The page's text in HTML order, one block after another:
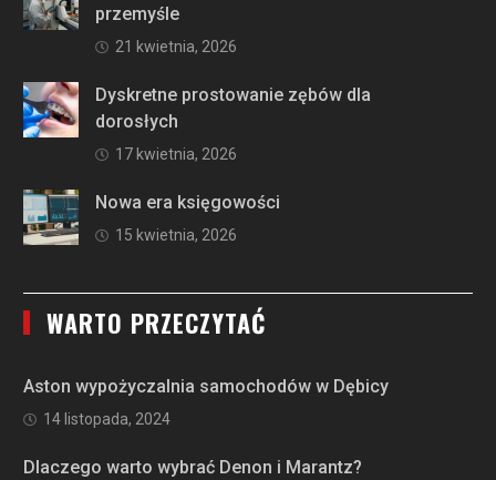
przemyśle
21 kwietnia, 2026
Dyskretne prostowanie zębów dla
dorosłych
17 kwietnia, 2026
Nowa era księgowości
15 kwietnia, 2026
WARTO PRZECZYTAĆ
Aston wypożyczalnia samochodów w Dębicy
14 listopada, 2024
Dlaczego warto wybrać Denon i Marantz?